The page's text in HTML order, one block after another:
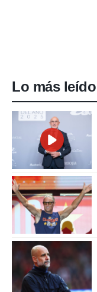
Lo más leído